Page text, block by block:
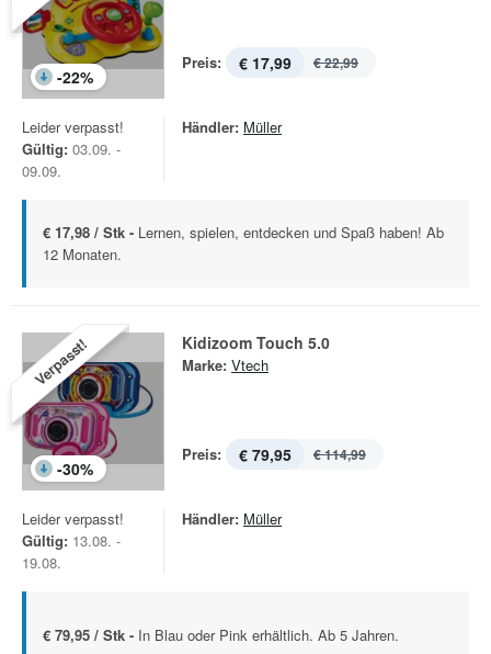
-22%
Preis: € 17,99 € 22,99
Leider verpasst!
Gültig: 03.09. -
09.09.
Händler: Müller
€ 17,98 / Stk - Lernen, spielen, entdecken und Spaß haben! Ab
12 Monaten.
Verpasst!
-30%
Kidizoom Touch 5.0
Marke: Vtech
Preis: € 79,95 € 114,99
Leider verpasst!
Gültig: 13.08. -
19.08.
Händler: Müller
€ 79,95 / Stk - In Blau oder Pink erhältlich. Ab 5 Jahren.